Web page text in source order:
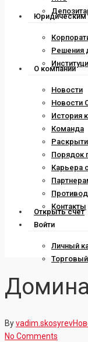
Юридическим
Решения
О компании
Новости
Новости
История
Команда
Порядок
Карьера
Контакты
Открыть счет
Войти
Личный
Byvadim.skosyrev
No Comments